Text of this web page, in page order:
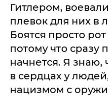
Гитлером,
плевок для них в
Боятся просто
потому что сразу
начнется. Я знаю,
в сердцах у
нацизмом с